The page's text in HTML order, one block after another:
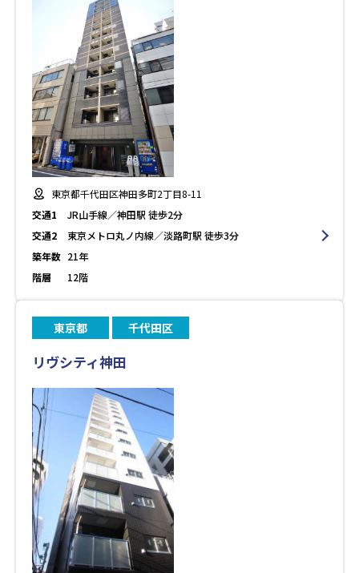
東京都千代田区神田多町2丁目8-11
交通1
JR山手線／神田駅 徒歩2分
交通2
東京メトロ丸ノ内線／淡路町駅 徒歩3分
築年数 21年
階層
12階
東京都 千代田区
リヴシティ神田